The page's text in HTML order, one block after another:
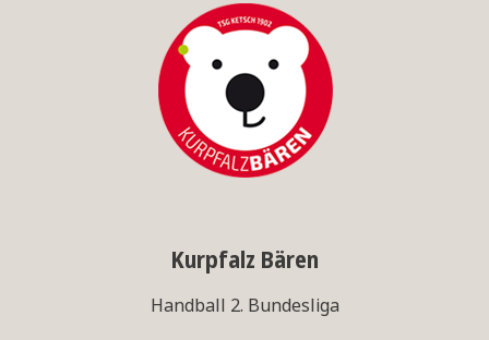
Kurpfalz Bären
Handball 2. Bundesliga